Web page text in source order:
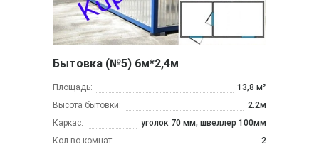
Бытовка (№5) 6м*2,4м
Площадь:
13,8 м²
Высота бытовки:
2.2м
Каркас:
уголок 70 мм, швеллер 100мм
Кол-во комнат:
2